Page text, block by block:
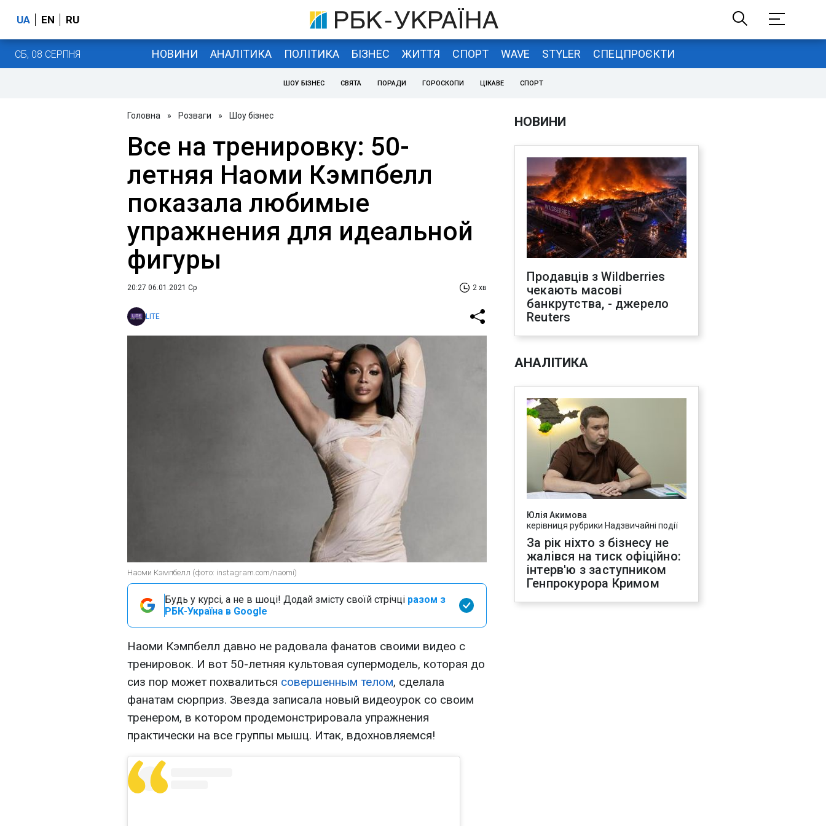
UA EN RU
СБ, 08 СЕРПНЯ НОВИНИ АНАЛІТИКА ПОЛІТИКА БІЗНЕС ЖИТТЯ СПОРТ WAVE STYLER СПЕЦПРОЄКТИ
ШОУ БІЗНЕС СВЯТА ПОРАДИ ГОРОСКОПИ ЦІКАВЕ СПОРТ
Головна » Розваги » Шоу бізнес
Все на тренировку: 50-
летняя Наоми Кэмпбелл
показала любимые
упражнения для идеальной
фигуры
20:27 06.01.2021 Ср 2 хв
LITE
Наоми Кэмпбелл (фото: instagram.com/naomi)
Будь у курсі, а не в шоці! Додай змісту своїй стрічці разом з
РБК-Україна в Google
Наоми Кэмпбелл давно не радовала фанатов своими видео с
тренировок. И вот 50-летняя культовая супермодель, которая до
сиз пор может похвалиться совершенным телом, сделала
фанатам сюрприз. Звезда записала новый видеоурок со своим
тренером, в котором продемонстрировала упражнения
практически на все группы мышц. Итак, вдохновляемся!
НОВИНИ
Продавців з Wildberries
чекають масові
банкрутства, - джерело
Reuters
АНАЛІТИКА
Юлія Акимова
керівниця рубрики Надзвичайні події
За рік ніхто з бізнесу не
жалівся на тиск офіційно:
інтерв'ю з заступником
Генпрокурора Кримом